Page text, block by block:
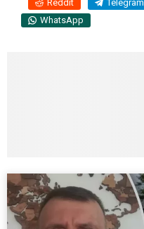
Reddit Telegram
WhatsApp